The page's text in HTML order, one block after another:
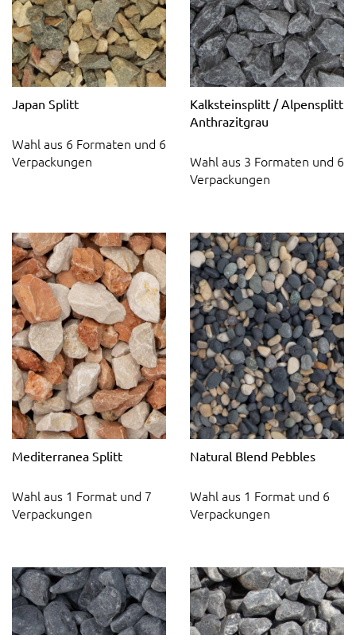
Japan Splitt
Wahl aus 6 Formaten und 6
Verpackungen
Kalksteinsplitt / Alpensplitt
Anthrazitgrau
Wahl aus 3 Formaten und 6
Verpackungen
Mediterranea Splitt
Wahl aus 1 Format und 7
Verpackungen
Natural Blend Pebbles
Wahl aus 1 Format und 6
Verpackungen